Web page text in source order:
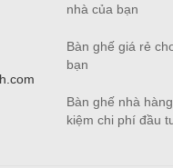
nhà của bạn
Bàn ghế giá rẻ
bạn
Bàn ghế nhà
kiệm chi phí đầu